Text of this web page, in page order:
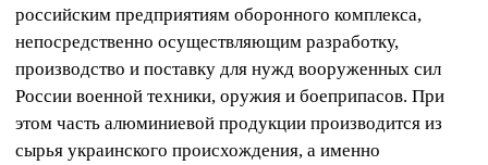
российским предприятиям оборонного комплекса,
непосредственно осуществляющим разработку,
производство и поставку для нужд вооруженных сил
России военной техники, оружия и боеприпасов. При
этом часть алюминиевой продукции производится из
сырья украинского происхождения, а именно